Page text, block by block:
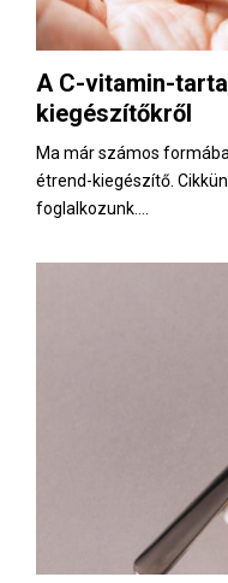
A C-vitamin-
kiegészítőkről
Ma már számos
étrend-kiegészítő.
foglalkozunk....